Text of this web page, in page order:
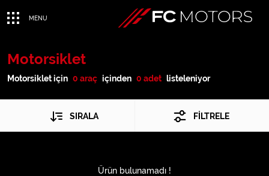
MENU
Motorsiklet
Motorsiklet için 0 araç içinden 0 adet listeleniyor
SIRALA FİLTRELE
Ürün bulunamadı !